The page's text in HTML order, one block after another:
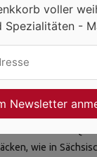
gut. Es hat
In Lübeck, der
Sie edelste
wie in
voller
Spezialitäten -